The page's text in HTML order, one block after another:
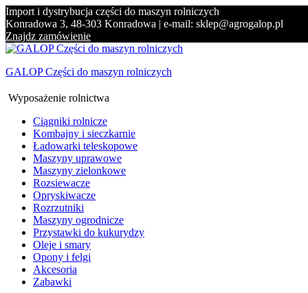
Import i dystrybucja części do maszyn rolniczych
Konradowa 3, 48-303 Konradowa | e-mail: sklep@agrogalop.pl
Znajdz zamówienie
GALOP Części do maszyn rolniczych
Wyposażenie rolnictwa
Ciągniki rolnicze
Kombajny i sieczkarnie
Ładowarki teleskopowe
Maszyny uprawowe
Maszyny zielonkowe
Rozsiewacze
Opryskiwacze
Rozrzutniki
Maszyny ogrodnicze
Przystawki do kukurydzy
Oleje i smary
Opony i felgi
Akcesoria
Zabawki